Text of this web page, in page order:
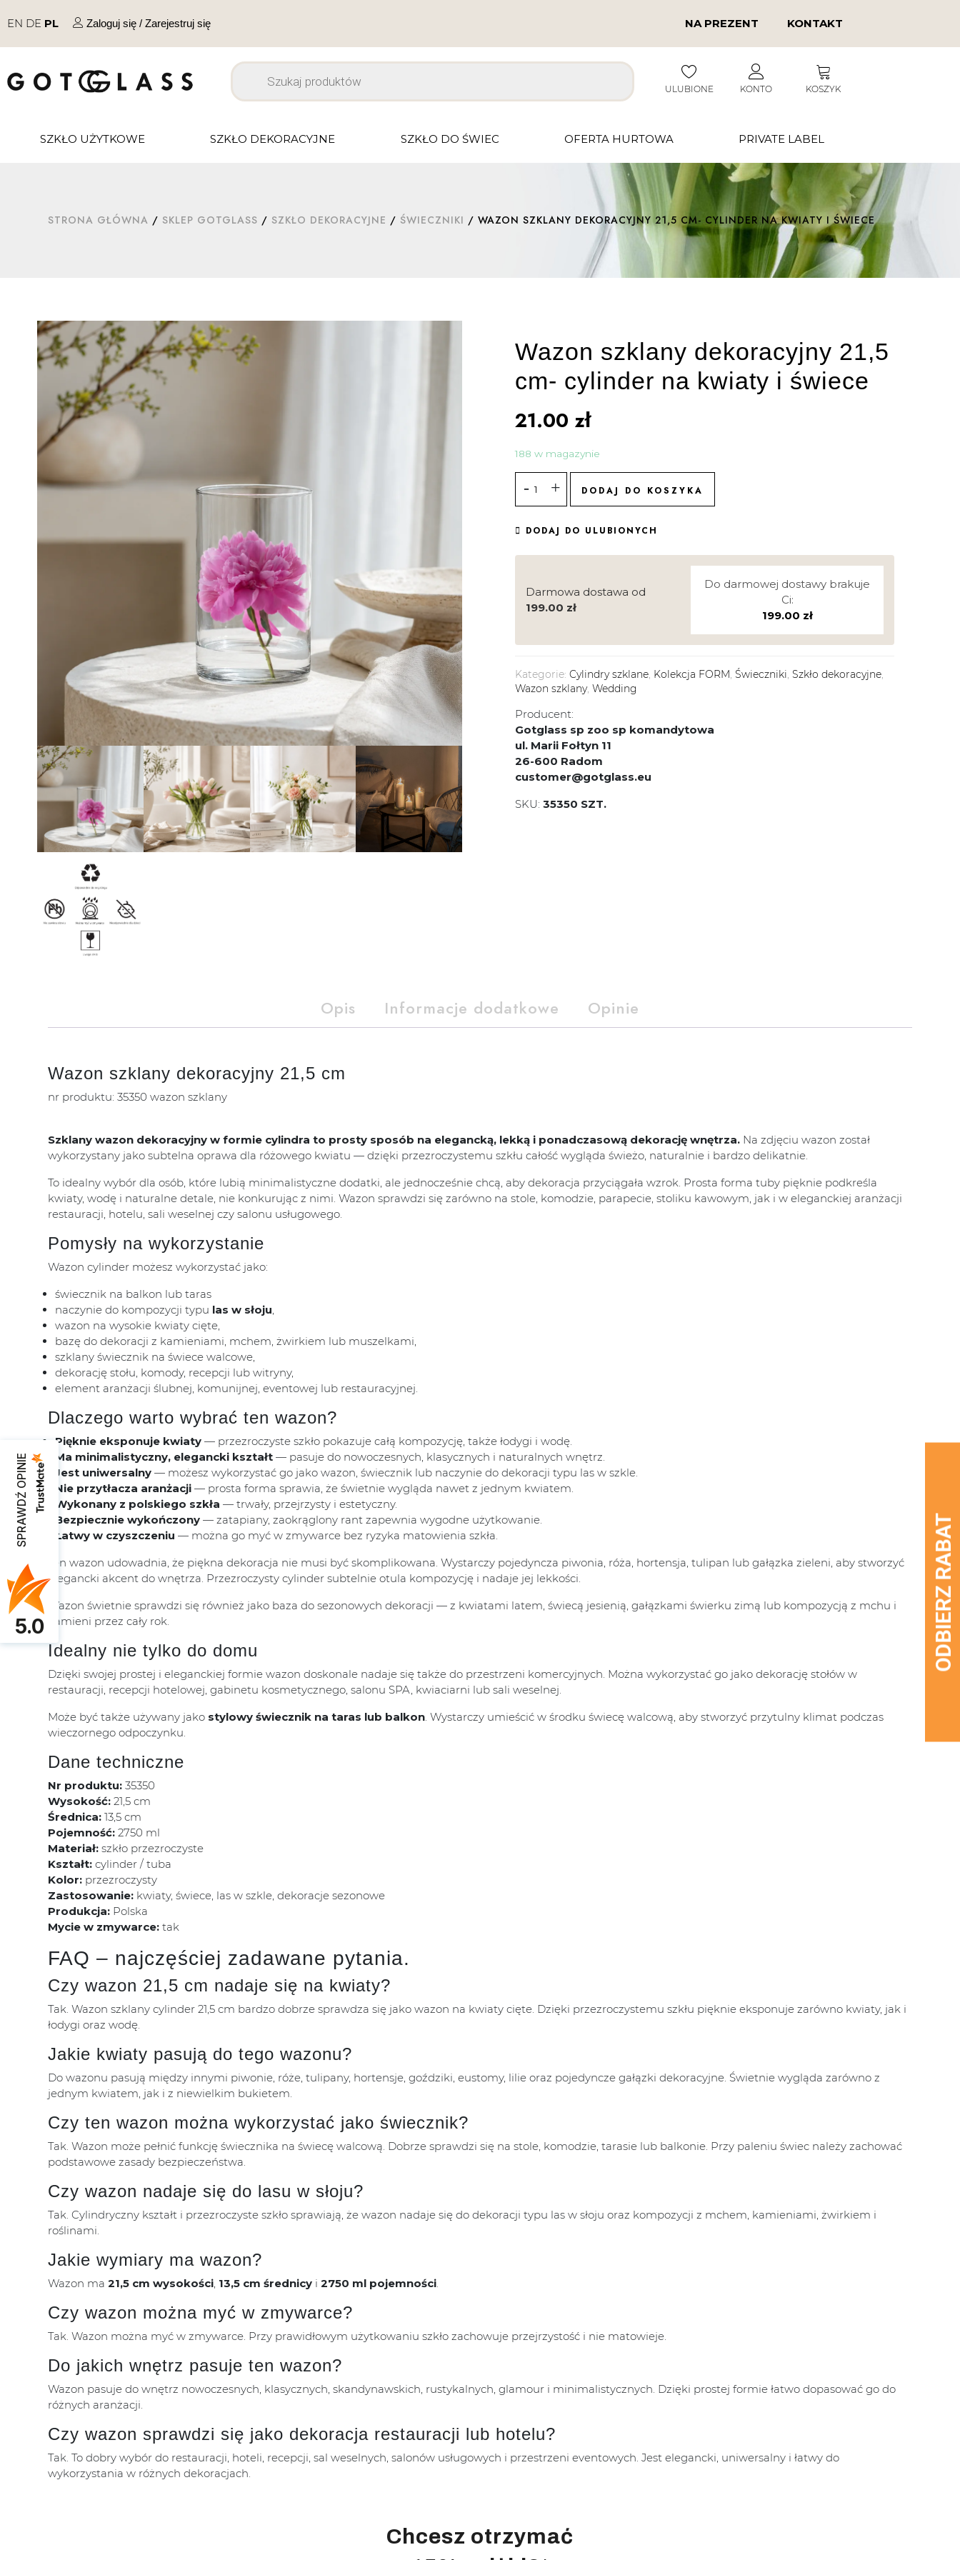
EN DE PL Zaloguj się / Zarejestruj się NA PREZENT KONTAKT
ULUBIONE KONTO KOSZYK
SZKŁO UŻYTKOWE SZKŁO DEKORACYJNE SZKŁO DO ŚWIEC OFERTA HURTOWA PRIVATE LABEL
STRONA GŁÓWNA / SKLEP GOTGLASS / SZKŁO DEKORACYJNE / ŚWIECZNIKI / WAZON SZKLANY DEKORACYJNY 21,5 CM- CYLINDER NA KWIATY I ŚWIECE
Wazon szklany dekoracyjny 21,5
cm- cylinder na kwiaty i świece
21.00 zł
188 w magazynie
DODAJ DO KOSZYKA
DODAJ DO ULUBIONYCH
Darmowa dostawa od
199.00 zł
Do darmowej dostawy brakuje
Ci:
199.00 zł
Kategorie:Cylindry szklane Kolekcja FORM ,Świeczniki ,Szkło dekoracyjne
Wazon szklany,Wedding
Producent:
Gotglass sp zoo sp komandytowa
ul. Marii Fołtyn 11
26-600 Radom
customer@gotglass.eu
SKU:35350 SZT.
Opis Informacje dodatkowe Opinie
Wazon szklany dekoracyjny 21,5 cm
nr produktu: 35350 wazon szklany
Szklany wazon dekoracyjny w formie cylindra to prosty sposób na elegancką, lekką i ponadczasową dekorację wnętrza. Na zdjęciu wazon został
wykorzystany jako subtelna oprawa dla różowego kwiatu — dzięki przezroczystemu szkłu całość wygląda świeżo, naturalnie i bardzo delikatnie.
To idealny wybór dla osób, które lubią minimalistyczne dodatki, ale jednocześnie chcą, aby dekoracja przyciągała wzrok. Prosta forma tuby pięknie podkreśla
kwiaty, wodę i naturalne detale, nie konkurując z nimi. Wazon sprawdzi się zarówno na stole, komodzie, parapecie, stoliku kawowym, jak i w eleganckiej aranżacji
restauracji, hotelu, sali weselnej czy salonu usługowego.
Pomysły na wykorzystanie
Wazon cylinder możesz wykorzystać jako:
świecznik na balkon lub taras
naczynie do kompozycji typu las w słoju
wazon na wysokie kwiaty cięte,
bazę do dekoracji z kamieniami, mchem, żwirkiem lub muszelkami,
szklany świecznik na świece walcowe,
dekorację stołu, komody, recepcji lub witryny,
element aranżacji ślubnej, komunijnej, eventowej lub restauracyjnej.
Dlaczego warto wybrać ten wazon?
Pięknie eksponuje kwiaty — przezroczyste szkło pokazuje całą kompozycję, także łodygi i wodę.
Ma minimalistyczny, elegancki kształt — pasuje do nowoczesnych, klasycznych i naturalnych wnętrz.
Jest uniwersalny — możesz wykorzystać go jako wazon, świecznik lub naczynie do dekoracji typu las w szkle.
Nie przytłacza aranżacji — prosta forma sprawia, że świetnie wygląda nawet z jednym kwiatem.
Wykonany z polskiego szkła — trwały, przejrzysty i estetyczny.
Bezpiecznie wykończony — zatapiany, zaokrąglony rant zapewnia wygodne użytkowanie.
Łatwy w czyszczeniu — można go myć w zmywarce bez ryzyka matowienia szkła.
Ten wazon udowadnia, że piękna dekoracja nie musi być skomplikowana. Wystarczy pojedyncza piwonia, róża, hortensja, tulipan lub gałązka zieleni, aby stworzyć
elegancki akcent do wnętrza. Przezroczysty cylinder subtelnie otula kompozycję i nadaje jej lekkości.
Wazon świetnie sprawdzi się również jako baza do sezonowych dekoracji — z kwiatami latem, świecą jesienią, gałązkami świerku zimą lub kompozycją z mchu i
kamieni przez cały rok.
Idealny nie tylko do domu
Dzięki swojej prostej i eleganckiej formie wazon doskonale nadaje się także do przestrzeni komercyjnych. Można wykorzystać go jako dekorację stołów w
restauracji, recepcji hotelowej, gabinetu kosmetycznego, salonu SPA, kwiaciarni lub sali weselnej.
Może być także używany jako stylowy świecznik na taras lub balkon . Wystarczy umieścić w środku świecę walcową, aby stworzyć przytulny klimat podczas
wieczornego odpoczynku.
Dane techniczne
Nr produktu: 35350
Wysokość: 21,5 cm
Średnica: 13,5 cm
Pojemność: 2750 ml
Materiał: szkło przezroczyste
Kształt: cylinder / tuba
Kolor: przezroczysty
Zastosowanie: kwiaty, świece, las w szkle, dekoracje sezonowe
Produkcja: Polska
Mycie w zmywarce: tak
FAQ – najczęściej zadawane pytania.
Czy wazon 21,5 cm nadaje się na kwiaty?
Tak. Wazon szklany cylinder 21,5 cm bardzo dobrze sprawdza się jako wazon na kwiaty cięte. Dzięki przezroczystemu szkłu pięknie eksponuje zarówno kwiaty, jak i
łodygi oraz wodę.
Jakie kwiaty pasują do tego wazonu?
Do wazonu pasują między innymi piwonie, róże, tulipany, hortensje, goździki, eustomy, lilie oraz pojedyncze gałązki dekoracyjne. Świetnie wygląda zarówno z
jednym kwiatem, jak i z niewielkim bukietem.
Czy ten wazon można wykorzystać jako świecznik?
Tak. Wazon może pełnić funkcję świecznika na świecę walcową. Dobrze sprawdzi się na stole, komodzie, tarasie lub balkonie. Przy paleniu świec należy zachować
podstawowe zasady bezpieczeństwa.
Czy wazon nadaje się do lasu w słoju?
Tak. Cylindryczny kształt i przezroczyste szkło sprawiają, że wazon nadaje się do dekoracji typu las w słoju oraz kompozycji z mchem, kamieniami, żwirkiem i
roślinami.
Jakie wymiary ma wazon?
Wazon ma 21,5 cm wysokości 13,5 cm średnicy i 2750 ml pojemności
Czy wazon można myć w zmywarce?
Tak. Wazon można myć w zmywarce. Przy prawidłowym użytkowaniu szkło zachowuje przejrzystość i nie matowieje.
Do jakich wnętrz pasuje ten wazon?
Wazon pasuje do wnętrz nowoczesnych, klasycznych, skandynawskich, rustykalnych, glamour i minimalistycznych. Dzięki prostej formie łatwo dopasować go do
różnych aranżacji.
Czy wazon sprawdzi się jako dekoracja restauracji lub hotelu?
Tak. To dobry wybór do restauracji, hoteli, recepcji, sal weselnych, salonów usługowych i przestrzeni eventowych. Jest elegancki, uniwersalny i łatwy do
wykorzystania w różnych dekoracjach.
Chcesz otrzymać
SPRAWDŹ OPINIE
5.0